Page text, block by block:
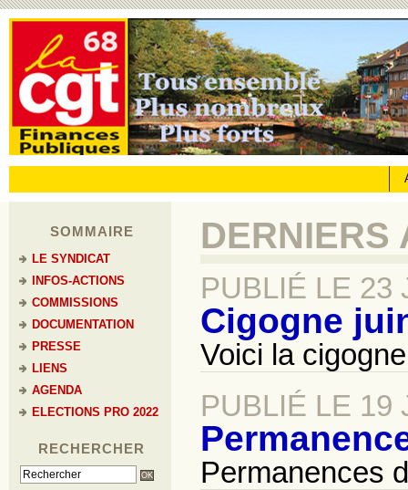
SOMMAIRE
LE SYNDICAT
INFOS-ACTIONS
COMMISSIONS
DOCUMENTATION
PRESSE
LIENS
AGENDA
ELECTIONS PRO 2022
RECHERCHER
DERNIERS
PUBLIÉ LE 23
Cigogne
Voici la
PUBLIÉ LE 19
Permanences